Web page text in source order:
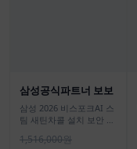
삼성공식파트너 보보
삼성 2026 비스포크AI 스
팀 새틴차콜 설치 보안 안
1,516,000원